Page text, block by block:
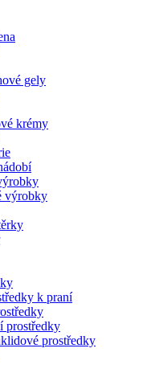
gely
krémy
výrobky
k praní
prostředky
prostředky